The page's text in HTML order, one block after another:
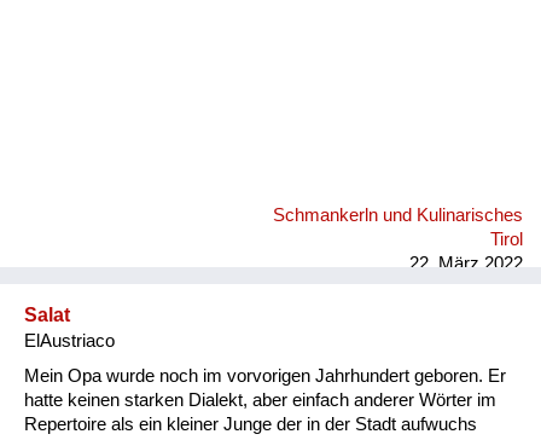
Schmankerln und Kulinarisches
Tirol
22. März 2022
Salat
ElAustriaco
Mein Opa wurde noch im vorvorigen Jahrhundert geboren. Er
hatte keinen starken Dialekt, aber einfach anderer Wörter im
Repertoire als ein kleiner Junge der in der Stadt aufwuchs